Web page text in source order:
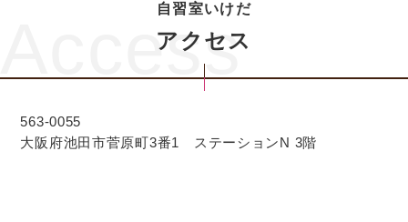
自習室いけだ
アクセス
Access
563-0055
大阪府池田市菅原町3番1 ステーションN 3階